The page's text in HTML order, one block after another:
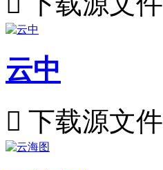
云中
 下载源文件